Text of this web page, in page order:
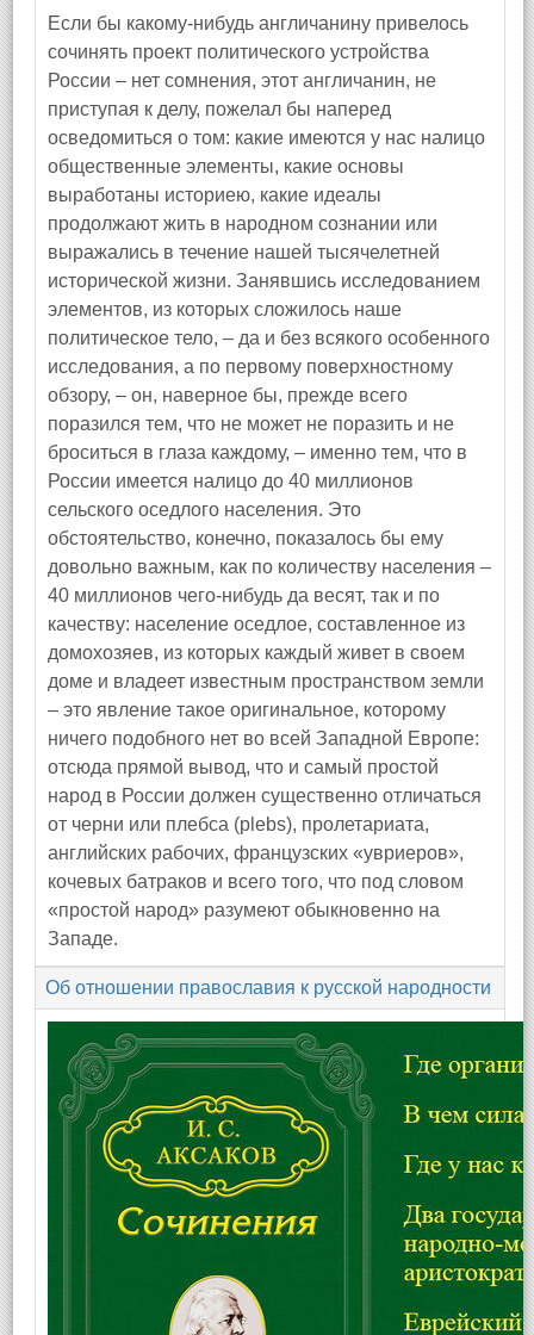
Если бы какому‑нибудь англичанину привелось
сочинять проект политического устройства
России – нет сомнения, этот англичанин, не
приступая к делу, пожелал бы наперед
осведомиться о том: какие имеются у нас налицо
общественные элементы, какие основы
выработаны историею, какие идеалы
продолжают жить в народном сознании или
выражались в течение нашей тысячелетней
исторической жизни. Занявшись исследованием
элементов, из которых сложилось наше
политическое тело, – да и без всякого особенного
исследования, а по первому поверхностному
обзору, – он, наверное бы, прежде всего
поразился тем, что не может не поразить и не
броситься в глаза каждому, – именно тем, что в
России имеется налицо до 40 миллионов
сельского оседлого населения. Это
обстоятельство, конечно, показалось бы ему
довольно важным, как по количеству населения –
40 миллионов чего‑нибудь да весят, так и по
качеству: население оседлое, составленное из
домохозяев, из которых каждый живет в своем
доме и владеет известным пространством земли
– это явление такое оригинальное, которому
ничего подобного нет во всей Западной Европе:
отсюда прямой вывод, что и самый простой
народ в России должен существенно отличаться
от черни или плебса (plebs), пролетариата,
английских рабочих, французских «увриеров»,
кочевых батраков и всего того, что под словом
«простой народ» разумеют обыкновенно на
Западе.
Об отношении православия к русской народности